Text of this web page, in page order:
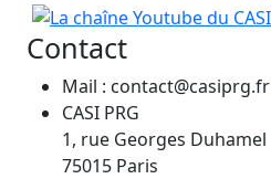
Contact
Mail : contact@casiprg.fr
CASI PRG
1, rue Georges Duhamel
75015 Paris